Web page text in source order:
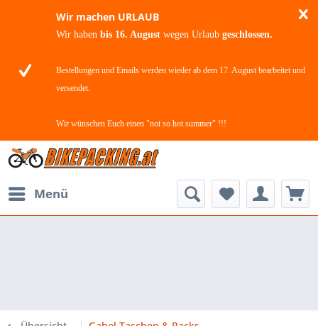
Wir machen URLAUB
Wir haben bis 16. August wegen Urlaub geschlossen.
Bestellungen und Emails werden wieder ab dem 17. August bearbeitet und
versendet.
Wir wünschen Euch einen "not so hot summer" !!!
Menü